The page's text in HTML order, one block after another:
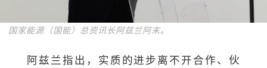
国家能源（国能）总资讯长阿兹兰阿末。
阿兹兰指出，实质的进步离不开合作、伙